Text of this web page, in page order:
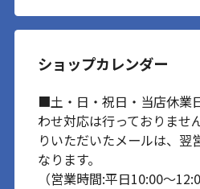
ショップカレンダー
■土・日・祝日・当店休業
わせ対応は行っておりませ
りいただいたメールは、翌
なります。
（営業時間:平日10:00～